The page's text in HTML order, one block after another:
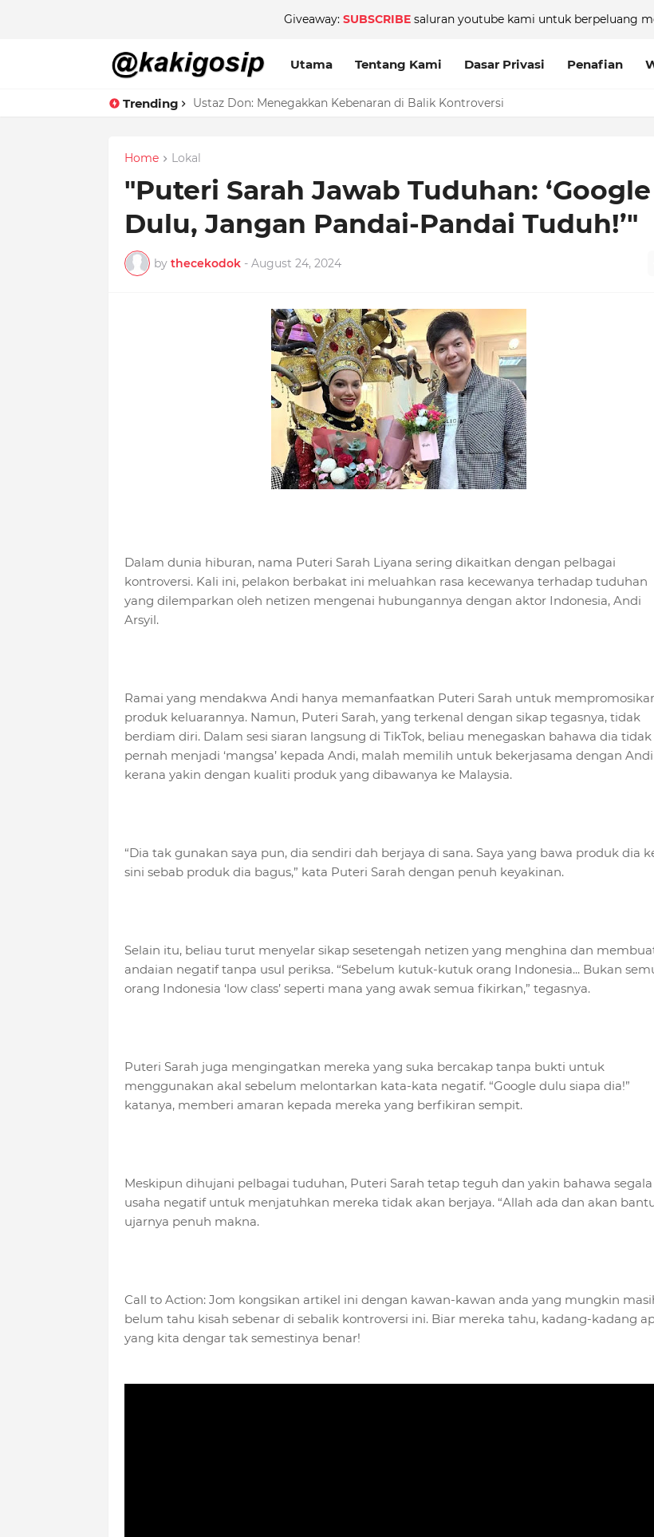
Giveaway: SUBSCRIBEsaluran youtube kami untuk berpeluang
Utama Tentang Kami Dasar Privasi Penafian
Trending Ustaz Don: Menegakkan Kebenaran di Balik Kontroversi
Home Lokal
"Puteri Sarah Jawab Tuduhan: ‘Google
Dulu, Jangan Pandai-Pandai Tuduh!’"
by thecekodok - August 24, 2024
Dalam dunia hiburan, nama Puteri Sarah Liyana sering dikaitkan dengan pelbagai
kontroversi. Kali ini, pelakon berbakat ini meluahkan rasa kecewanya terhadap tuduhan
yang dilemparkan oleh netizen mengenai hubungannya dengan aktor Indonesia, Andi
Arsyil.
Ramai yang mendakwa Andi hanya memanfaatkan Puteri Sarah untuk
produk keluarannya. Namun, Puteri Sarah, yang terkenal dengan sikap tegasnya, tidak
berdiam diri. Dalam sesi siaran langsung di TikTok, beliau menegaskan bahawa dia tidak
pernah menjadi ‘mangsa’ kepada Andi, malah memilih untuk bekerjasama dengan Andi
kerana yakin dengan kualiti produk yang dibawanya ke Malaysia.
“Dia tak gunakan saya pun, dia sendiri dah berjaya di sana. Saya yang bawa produk dia
sini sebab produk dia bagus,” kata Puteri Sarah dengan penuh keyakinan.
Selain itu, beliau turut menyelar sikap sesetengah netizen yang menghina dan
andaian negatif tanpa usul periksa. “Sebelum kutuk-kutuk orang Indonesia... Bukan
orang Indonesia ‘low class’ seperti mana yang awak semua fikirkan,” tegasnya.
Puteri Sarah juga mengingatkan mereka yang suka bercakap tanpa bukti untuk
menggunakan akal sebelum melontarkan kata-kata negatif. “Google dulu siapa dia!”
katanya, memberi amaran kepada mereka yang berfikiran sempit.
Meskipun dihujani pelbagai tuduhan, Puteri Sarah tetap teguh dan yakin bahawa segala
usaha negatif untuk menjatuhkan mereka tidak akan berjaya. “Allah ada dan akan
ujarnya penuh makna.
Call to Action: Jom kongsikan artikel ini dengan kawan-kawan anda yang mungkin
belum tahu kisah sebenar di sebalik kontroversi ini. Biar mereka tahu, kadang-kadang
yang kita dengar tak semestinya benar!